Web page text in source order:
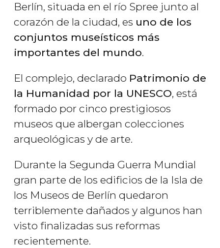
Berlín, situada en el río Spree junto al
corazón de la ciudad, es uno de los
conjuntos museísticos más
importantes del mundo.
El complejo, declarado Patrimonio de
la Humanidad por la UNESCO, está
formado por cinco prestigiosos
museos que albergan colecciones
arqueológicas y de arte.
Durante la Segunda Guerra Mundial
gran parte de los edificios de la Isla de
los Museos de Berlín quedaron
terriblemente dañados y algunos han
visto finalizadas sus reformas
recientemente.